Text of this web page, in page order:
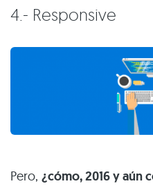
4.- Responsive
Pero, ¿cómo, 2016 y aún